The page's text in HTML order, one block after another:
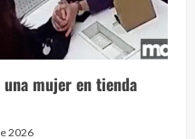
mujer en tienda
2026